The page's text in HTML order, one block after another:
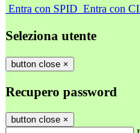
Entra con SPID Entra con
Seleziona utente
button close ×
Recupero password
button close ×